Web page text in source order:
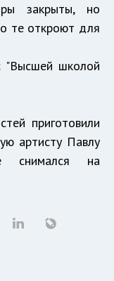
закрыты, но
те откроют для
"Высшей школой
приготовили
артисту Павлу
снимался на